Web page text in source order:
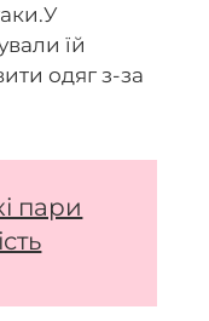
їй
одяг з-за
пари